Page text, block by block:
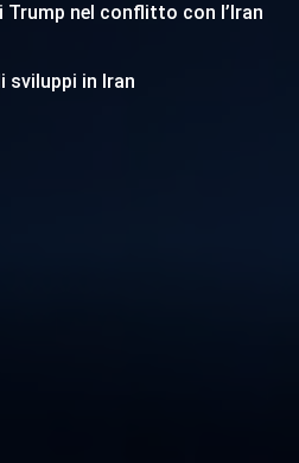
Trump nel conflitto con l’Iran
sviluppi in Iran